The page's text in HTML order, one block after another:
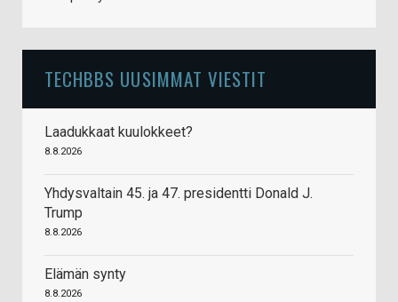
TECHBBS UUSIMMAT VIESTIT
Laadukkaat kuulokkeet?
8.8.2026
Yhdysvaltain 45. ja 47. presidentti Donald J.
Trump
8.8.2026
Elämän synty
8.8.2026